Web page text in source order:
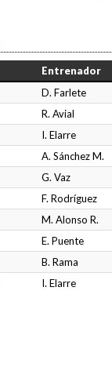
Entrenador
D. Farlete
R. Avial
I. Elarre
A. Sánchez M.
G. Vaz
F. Rodríguez
M. Alonso R.
E. Puente
B. Rama
I. Elarre